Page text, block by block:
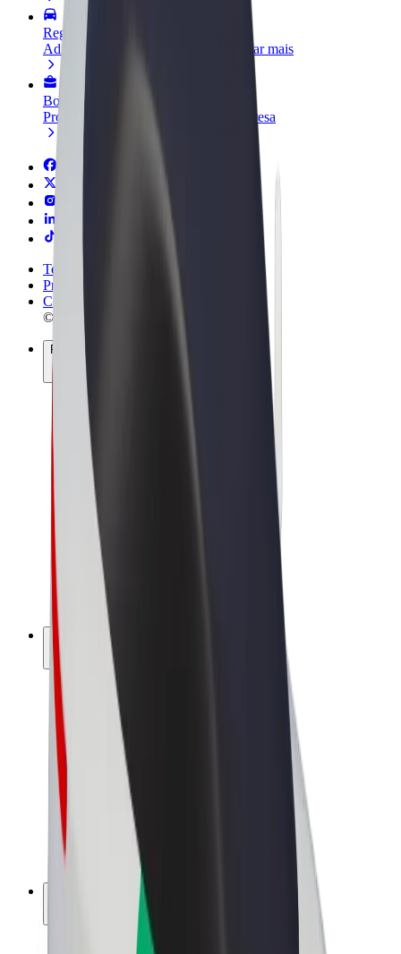
Registe-se como gestor de frota
Adicione a sua frota à Bolt para ganhar mais
Bolt for Business
Produtos da Bolt ajustados à sua empresa
Termos & Condições
Privacidade
Cookies
© 2026 Bolt Technology OÜ
Produtos
Viagens
Trotinetes
Bolt Market
Bolt Food
Bolt Drive
Bolt for Business
Bicicletas
Bolt Plus
Ganhe com a Bolt
Motoristas
Ganhos de motorista
Estafetas
Ganhos de estafeta
Comerciantes Bolt Food